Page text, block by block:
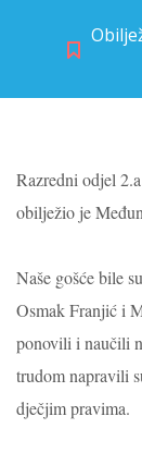
Razredni odjel
obilježio je
Naše gošće bile
Osmak Franjić i
ponovili i naučili
trudom napravili
dječjim pravima.